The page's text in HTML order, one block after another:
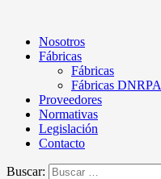
Nosotros
Fábricas
Fábricas
Fábricas DNRPA
Proveedores
Normativas
Legislación
Contacto
Buscar: